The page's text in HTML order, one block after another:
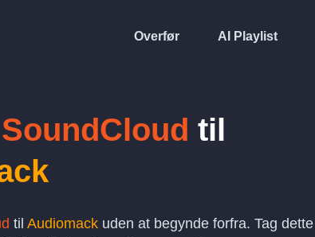
Overfør AI Playlist
SoundCloud til
til Audiomack uden at begynde forfra. Tag dette